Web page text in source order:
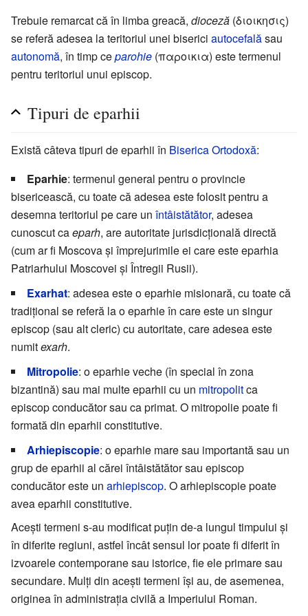
Trebuie remarcat că în limba greacă, dioceză (διοικησις)
se referă adesea la teritoriul unei biserici autocefalăsau
autonomă, în timp ceparohie (παροικια) este termenul
pentru teritoriul unui episcop.
Tipuri de eparhii
Există câteva tipuri de eparhii în Biserica Ortodoxă:
Eparhie: termenul general pentru o provincie
bisericească, cu toate că adesea este folosit pentru a
desemna teritoriul pe care un întâistătător, adesea
cunoscut caeparh, are autoritate jurisdicțională directă
(cum ar fi Moscova și împrejurimile ei care este eparhia
Patriarhului Moscovei și Întregii Rusii).
Exarhat: adesea este o eparhie misionară, cu toate că
tradițional se referă la o eparhie în care este un singur
episcop (sau alt cleric) cu autoritate, care adesea este
numitexarh.
Mitropolie: o eparhie veche (în special în zona
bizantină) sau mai multe eparhii cu un mitropolitca
episcop conducător sau ca primat. O mitropolie poate fi
formată din eparhii constitutive.
Arhiepiscopie: o eparhie mare sau importantă sau un
grup de eparhii al cărei întâistătător sau episcop
conducător este un arhiepiscop. O arhiepiscopie poate
avea eparhii constitutive.
Acești termeni s-au modificat puțin de-a lungul timpului și
în diferite regiuni, astfel încât sensul lor poate fi diferit în
izvoarele contemporane sau istorice, fie ele primare sau
secundare. Mulți din acești termeni își au, de asemenea,
originea în administrația civilă a Imperiului Roman.